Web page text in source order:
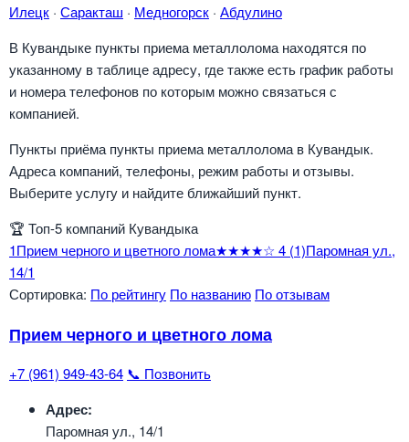
Илецк · Саракташ · Медногорск · Абдулино
В Кувандыке пункты приема металлолома находятся по
указанному в таблице адресу, где также есть график работы
и номера телефонов по которым можно связаться с
компанией.
Пункты приёма пункты приема металлолома в Кувандык.
Адреса компаний, телефоны, режим работы и отзывы.
Выберите услугу и найдите ближайший пункт.
🏆 Топ-5 компаний Кувандыка
1Прием черного и цветного лома★★★★☆ 4 (1)Паромная ул.,
14/1
Сортировка: По рейтингу По названию По отзывам
Прием черного и цветного лома
+7 (961) 949-43-64 📞 Позвонить
Адрес:
Паромная ул., 14/1